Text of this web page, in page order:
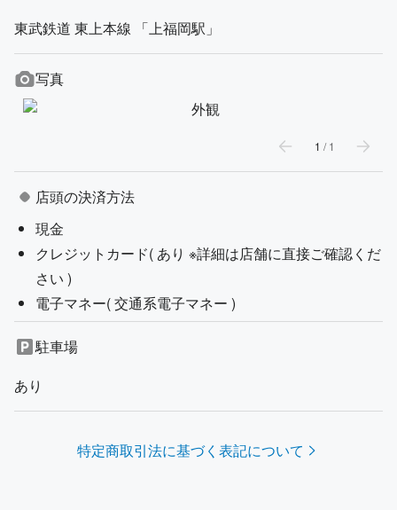
東武鉄道 東上本線 「上福岡駅」
写真
1 /1
店頭の決済方法
現金
クレジットカード( あり ※詳細は店舗に直接ご確認くだ
さい )
電子マネー(交通系電子マネー )
駐車場
あり
特定商取引法に基づく表記について